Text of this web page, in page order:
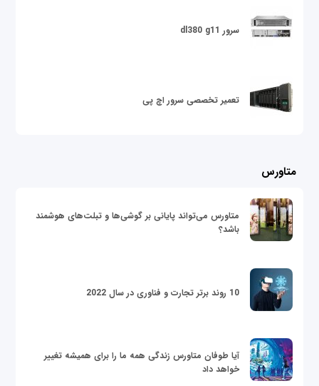
سرور dl380 g11
تعمیر تخصصی سرور اچ پی
متاورس
متاورس می‌تواند پایانی بر گوشی‌ها و تبلت‌های هوشمند
باشد؟
10 روند برتر تجارت و فناوری در سال 2022
آیا طوفان متاورس زندگی همه ما را برای همیشه تغییر
خواهد داد